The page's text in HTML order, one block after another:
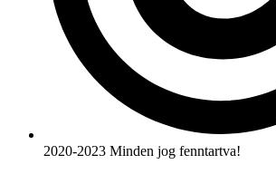
2020-2023 Minden jog fenntartva!